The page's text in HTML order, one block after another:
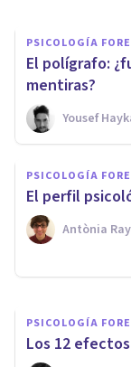
PSICOLOGÍA
El polígrafo:
mentiras?
Yousef
PSICOLOGÍA
​El perfil
Antònia
PSICOLOGÍA
del
historia
PSICOLOGÍA
Los 12